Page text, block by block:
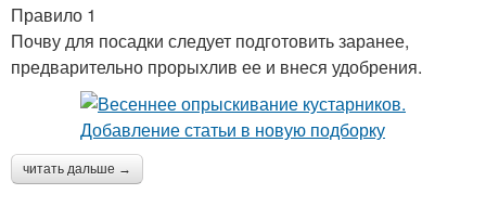
Правило 1
Почву для посадки следует подготовить заранее,
предварительно прорыхлив ее и внеся удобрения.
читать дальше →